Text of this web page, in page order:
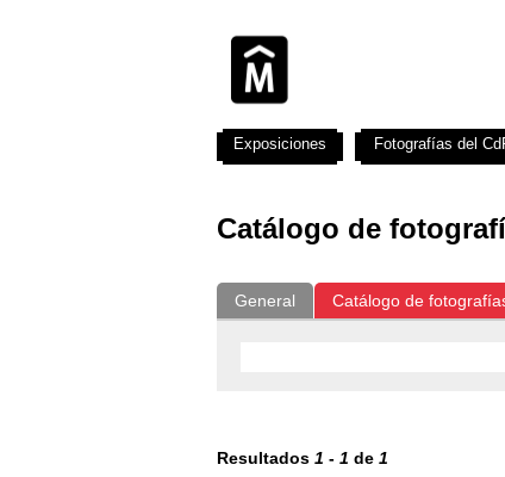
Catálogo de
General Catálogo de
Resultados 1 - 1 de 1
Exposiciones Fotografías del